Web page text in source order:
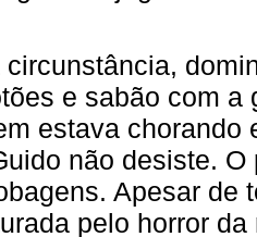
circunstância,
e sabão com a
estava
não desiste.
Apesar de
pelo horror